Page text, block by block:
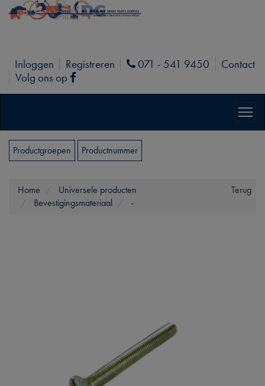
Inloggen Registreren Phone
071 - 541 9450
Contact
Volg ons op
Facebook
Productgroepen Productnummer
Terug
Home
Universele producten
Bevestigingsmateriaal
-